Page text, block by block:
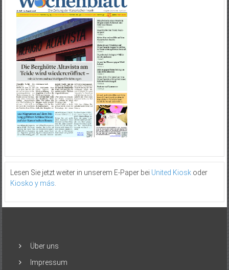
Lesen Sie jetzt weiter in unserem E-Paper bei United Kioskoder
Kiosko y más
Über uns
Impressum